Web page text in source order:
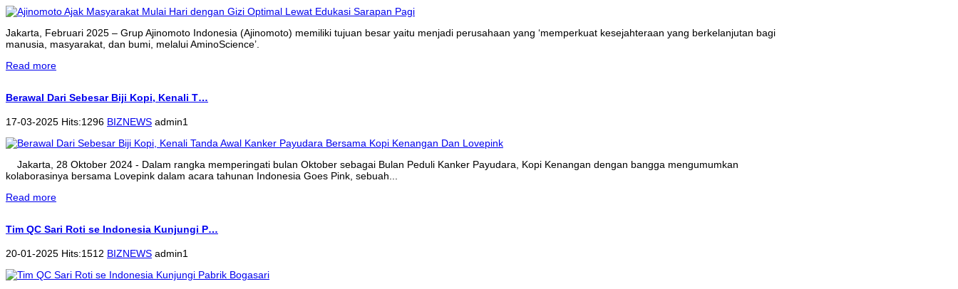
Jakarta, Februari 2025 – Grup Ajinomoto Indonesia (Ajinomoto) memiliki tujuan besar yaitu menjadi perusahaan yang ‘memperkuat kesejahteraan yang berkelanjutan bagi
manusia, masyarakat, dan bumi, melalui AminoScience’.
Read more
Berawal Dari Sebesar Biji Kopi, Kenali T…
17-03-2025 Hits:1296 BIZNEWS admin1
Jakarta, 28 Oktober 2024 - Dalam rangka memperingati bulan Oktober sebagai Bulan Peduli Kanker Payudara, Kopi Kenangan dengan bangga mengumumkan
kolaborasinya bersama Lovepink dalam acara tahunan Indonesia Goes Pink, sebuah...
Read more
Tim QC Sari Roti se Indonesia Kunjungi P…
20-01-2025 Hits:1512 BIZNEWS admin1